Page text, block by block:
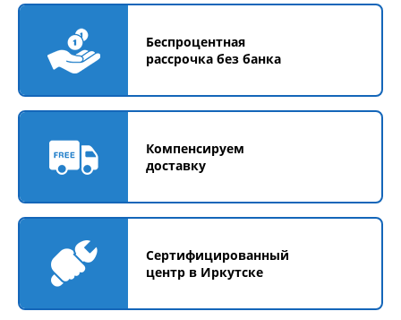
Беспроцентная
рассрочка без банка
Компенсируем
доставку
Сертифицированный
центр в Иркутске